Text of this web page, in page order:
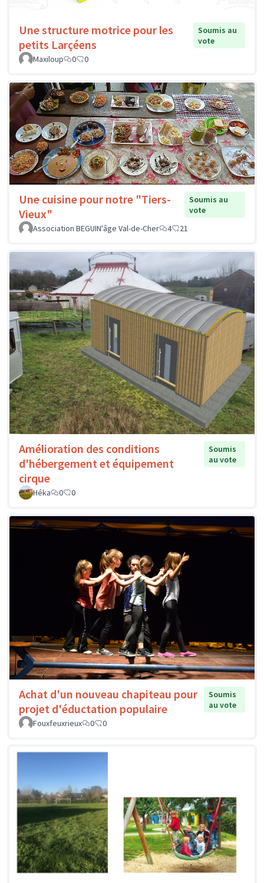
Une structure motrice pour les
petits Larçéens
Soumis au
vote
Maxiloup
0 0
Une cuisine pour notre "Tiers-
Vieux"
Soumis au
vote
Association BEGUIN'âge Val-de-Cher
4 21
Amélioration des conditions
d'hébergement et équipement
cirque
Soumis
au vote
Héka 0 0
Achat d'un nouveau chapiteau pour
projet d'éductation populaire
Soumis
au vote
Fouxfeuxrieux
0 0